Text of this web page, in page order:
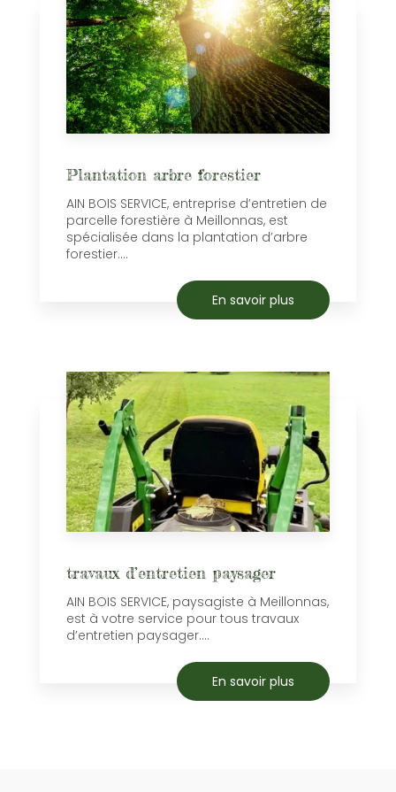
Plantation arbre forestier
AIN BOIS SERVICE, entreprise d’entretien de
parcelle forestière à Meillonnas, est
spécialisée dans la plantation d’arbre
forestier....
En savoir plus
travaux d’entretien paysager
AIN BOIS SERVICE, paysagiste à Meillonnas,
est à votre service pour tous travaux
d’entretien paysager....
En savoir plus